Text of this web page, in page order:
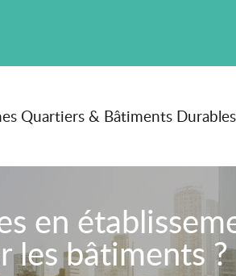
Quartiers & Bâtiments Durables
en
les bâtiments ?